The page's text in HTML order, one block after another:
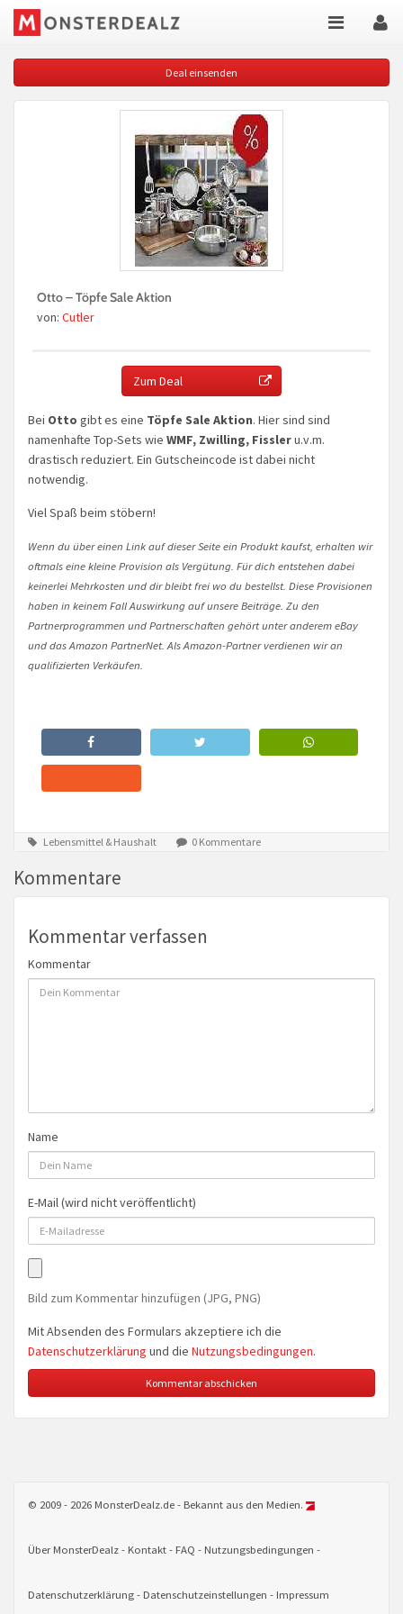
Deal einsenden
Otto – Töpfe Sale Aktion
von: Cutler
Zum Deal
Bei Otto gibt es eine Töpfe Sale Aktion. Hier sind sind
namenhafte Top-Sets wie WMF, Zwilling, Fissleru.v.m.
drastisch reduziert. Ein Gutscheincode ist dabei nicht
notwendig.
Viel Spaß beim stöbern!
Wenn du über einen Link auf dieser Seite ein Produkt kaufst, erhalten wir
oftmals eine kleine Provision als Vergütung. Für dich entstehen dabei
keinerlei Mehrkosten und dir bleibt frei wo du bestellst. Diese Provisionen
haben in keinem Fall Auswirkung auf unsere Beiträge. Zu den
Partnerprogrammen und Partnerschaften gehört unter anderem eBay
und das Amazon PartnerNet. Als Amazon-Partner verdienen wir an
qualifizierten Verkäufen.
Lebensmittel & Haushalt 0 Kommentare
Kommentare
Kommentar verfassen
Kommentar
Name
E-Mail (wird nicht veröffentlicht)
Bild zum Kommentar hinzufügen (JPG, PNG)
Mit Absenden des Formulars akzeptiere ich die
Datenschutzerklärung und die Nutzungsbedingungen.
© 2009 - 2026 MonsterDealz.de - Bekannt aus den Medien.
Über MonsterDealz Kontakt FAQ Nutzungsbedingungen
Datenschutzerklärung Datenschutzeinstellungen Impressum